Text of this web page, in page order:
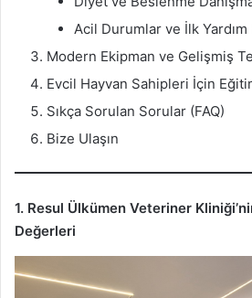
Acil Durumlar ve İlk
Modern Ekipman ve Gelişmiş
Evcil Hayvan Sahipleri İçin
Sıkça Sorulan Sorular (FAQ)
Bize Ulaşın
1. Resul Ülkümen Veteriner
Değerleri